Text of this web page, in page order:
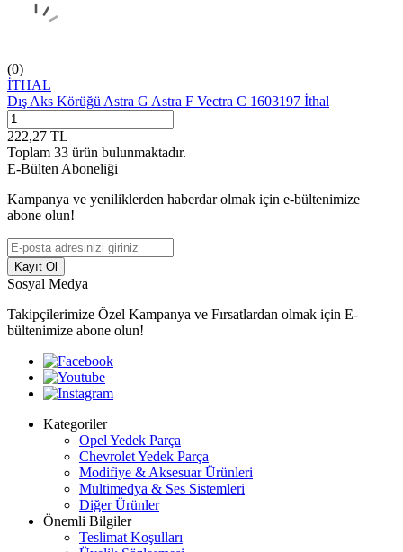
(0)
İTHAL
Dış Aks Körüğü Astra G Astra F Vectra C 1603197 İthal
222,27 TL
Toplam 33 ürün bulunmaktadır.
E-Bülten Aboneliği
Kampanya ve yeniliklerden haberdar olmak için e-bültenimize
abone olun!
Kayıt Ol
Sosyal Medya
Takipçilerimize Özel Kampanya ve Fırsatlardan olmak için E-
bültenimize abone olun!
Kategoriler
Opel Yedek Parça
Chevrolet Yedek Parça
Modifiye & Aksesuar Ürünleri
Multimedya & Ses Sistemleri
Diğer Ürünler
Önemli Bilgiler
Teslimat Koşulları